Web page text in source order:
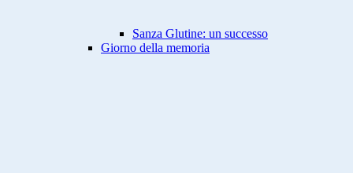
Sanza Glutine: un successo
Giorno della memoria